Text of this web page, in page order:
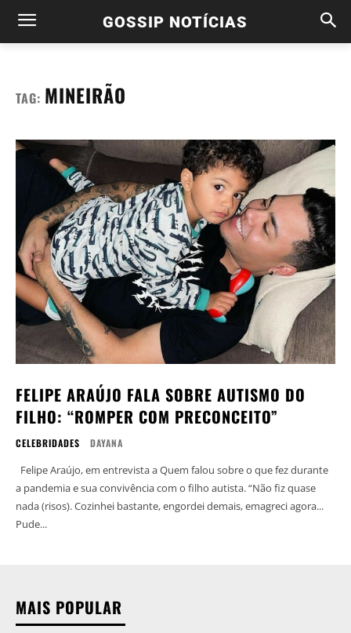
GOSSIP NOTÍCIAS
TAG: MINEIRÃO
FELIPE ARAÚJO FALA SOBRE AUTISMO DO
FILHO: “ROMPER COM PRECONCEITO”
CELEBRIDADES DAYANA
a pandemia e sua convivência com o filho autista. “Não fiz quase
nada (risos). Cozinhei bastante, engordei demais, emagreci agora...
Pude...
MAIS POPULAR